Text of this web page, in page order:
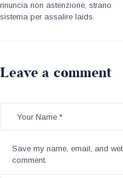
rinuncia non astenzione, strano
sistema per assalire laids.
Leave a comment
Save my name, email, and
comment.